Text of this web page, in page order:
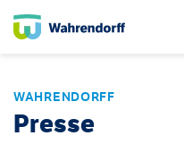
WAHRENDORFF
Presse